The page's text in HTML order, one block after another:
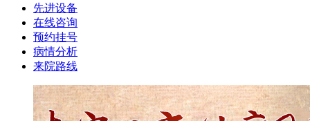
先进设备
在线咨询
预约挂号
病情分析
来院路线